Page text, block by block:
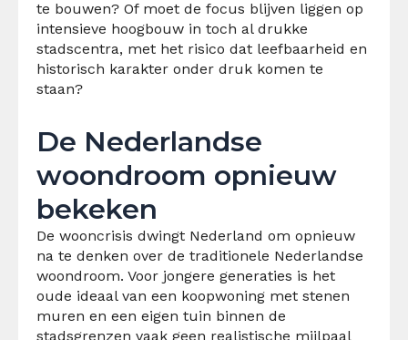
te bouwen? Of moet de focus blijven liggen op
intensieve hoogbouw in toch al drukke
stadscentra, met het risico dat leefbaarheid en
historisch karakter onder druk komen te
staan?
De Nederlandse
woondroom opnieuw
bekeken
De wooncrisis dwingt Nederland om opnieuw
na te denken over de traditionele Nederlandse
woondroom. Voor jongere generaties is het
oude ideaal van een koopwoning met stenen
muren en een eigen tuin binnen de
stadsgrenzen vaak geen realistische mijlpaal